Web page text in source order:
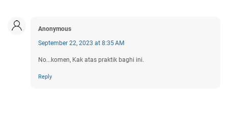
Anonymous
September 22, 2023 at 8:35 AM
No...komen, Kak atas praktik baghi ini.
Reply